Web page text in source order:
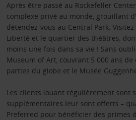
Après être passé au Rockefeller
complexe privé au monde, grouillant
détendez-vous au Central Park.
Liberté et le quartier des théâtres,
moins une fois dans sa vie ! Sans
Museum of Art, couvrant 5 000 ans
parties du globe et le Musée
Les clients louant régulièrement sont
supplémentaires leur sont offerts –
Preferred pour bénéficier des primes